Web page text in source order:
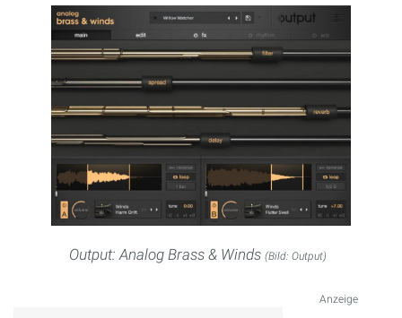
Output: Analog Brass & Winds (Bild: Output)
Anzeige